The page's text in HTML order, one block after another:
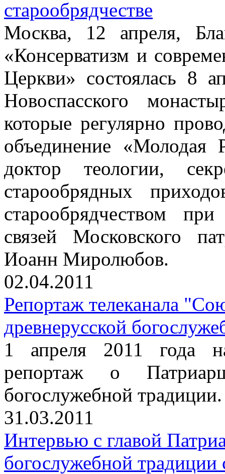
старообрядчестве
Москва, 12 апреля,
«Консерватизм и
Церкви» состоялась 8
Новоспасского
которые регулярно
объединение
доктор теологии,
старообрядных
старообрядчеством
связей Московского
Иоанн Миролюбов.
02.04.2011
Репортаж телеканала
древнерусской
1 апреля 2011 года
репортаж о
богослужебной традиции.
31.03.2011
Интервью с главой
богослужебной